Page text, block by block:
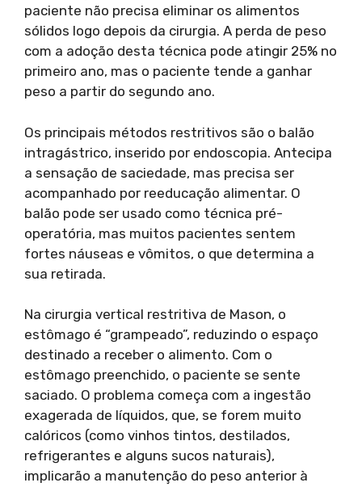
paciente não precisa eliminar os alimentos
sólidos logo depois da cirurgia. A perda de peso
com a adoção desta técnica pode atingir 25% no
primeiro ano, mas o paciente tende a ganhar
peso a partir do segundo ano.
Os principais métodos restritivos são o balão
intragástrico, inserido por endoscopia. Antecipa
a sensação de saciedade, mas precisa ser
acompanhado por reeducação alimentar. O
balão pode ser usado como técnica pré-
operatória, mas muitos pacientes sentem
fortes náuseas e vômitos, o que determina a
sua retirada.
Na cirurgia vertical restritiva de Mason, o
estômago é “grampeado”, reduzindo o espaço
destinado a receber o alimento. Com o
estômago preenchido, o paciente se sente
saciado. O problema começa com a ingestão
exagerada de líquidos, que, se forem muito
calóricos (como vinhos tintos, destilados,
refrigerantes e alguns sucos naturais),
implicarão a manutenção do peso anterior à